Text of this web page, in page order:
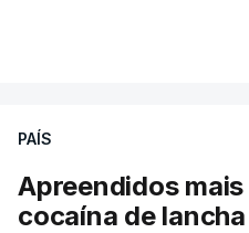
PAÍS
Apreendidos
cocaína de